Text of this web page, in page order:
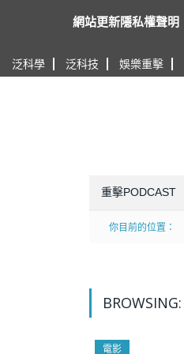
泛科學 泛科技 娛樂重擊
重擊PODCAST
你目前的位置：
BROWSING:
電影
網站更新隱私權聲明